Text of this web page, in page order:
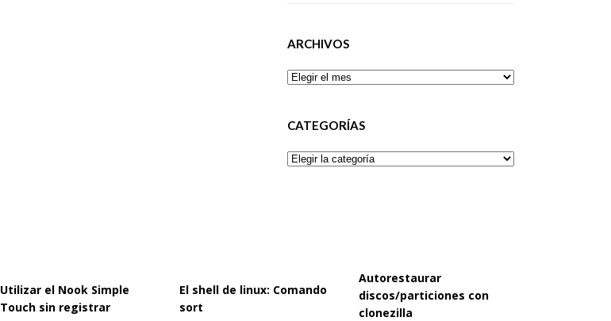
ARCHIVOS
Archivos
CATEGORÍAS
Categorías
Utilizar el Nook Simple
Touch sin registrar
El shell de linux: Comando
sort
Autorestaurar
discos/particiones con
clonezilla